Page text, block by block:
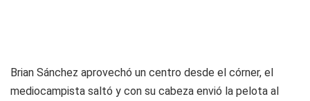
Brian Sánchez aprovechó un centro desde el córner, el
mediocampista saltó y con su cabeza envió la pelota al